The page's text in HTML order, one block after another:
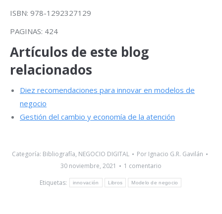
ISBN: 978-1292327129
PAGINAS: 424
Artículos de este blog
relacionados
Diez recomendaciones para innovar en modelos de
negocio
Gestión del cambio y economía de la atención
Categoría: Bibliografía, NEGOCIO DIGITAL Por Ignacio G.R. Gavilán
30 noviembre, 2021
1 comentario
Etiquetas:
innovación Libros Modelo de negocio